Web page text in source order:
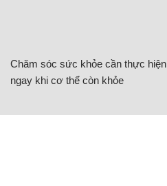
Chăm sóc sức khỏe cần thực hiện
ngay khi cơ thể còn khỏe